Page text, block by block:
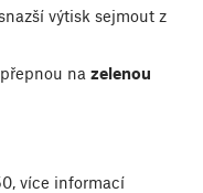
výtisk sejmout z
na zelenou
více informací